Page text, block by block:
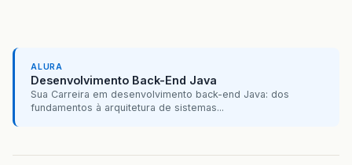
ALURA
Desenvolvimento Back-End Java
Sua Carreira em desenvolvimento back-end Java: dos
fundamentos à arquitetura de sistemas...